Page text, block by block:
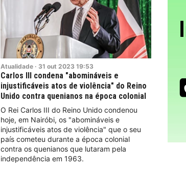
Atualidade · 31 out 2023 19:53
Carlos III condena "abomináveis e
injustificáveis atos de violência" do Reino
Unido contra quenianos na época colonial
O Rei Carlos III do Reino Unido condenou
hoje, em Nairóbi, os "abomináveis e
injustificáveis atos de violência" que o seu
país cometeu durante a época colonial
contra os quenianos que lutaram pela
independência em 1963.